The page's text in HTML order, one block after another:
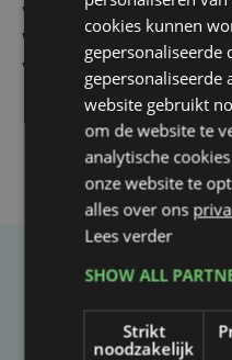
Vier Oostendse
West, dat ook een
verwelkomt
Taalfout
Heb je een taal- of
cookies kunnen
gepersonaliseerde
gepersonaliseerde
website gebruikt
om de website te
analytische
onze website te
alles over ons
Lees verder
SHOW ALL
Strikt
noodzakelijk